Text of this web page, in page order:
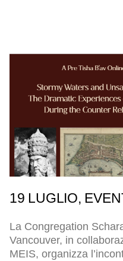
19 LUGLIO,
La Congregation
Vancouver, in
MEIS, organizza